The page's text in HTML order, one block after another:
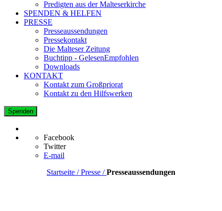
Predigten aus der Malteserkirche
SPENDEN & HELFEN
PRESSE
Presseaussendungen
Pressekontakt
Die Malteser Zeitung
Buchtipp - GelesenEmpfohlen
Downloads
KONTAKT
Kontakt zum Großpriorat
Kontakt zu den Hilfswerken
Spenden
Facebook
Twitter
E-mail
Startseite / Presse /Presseaussendungen